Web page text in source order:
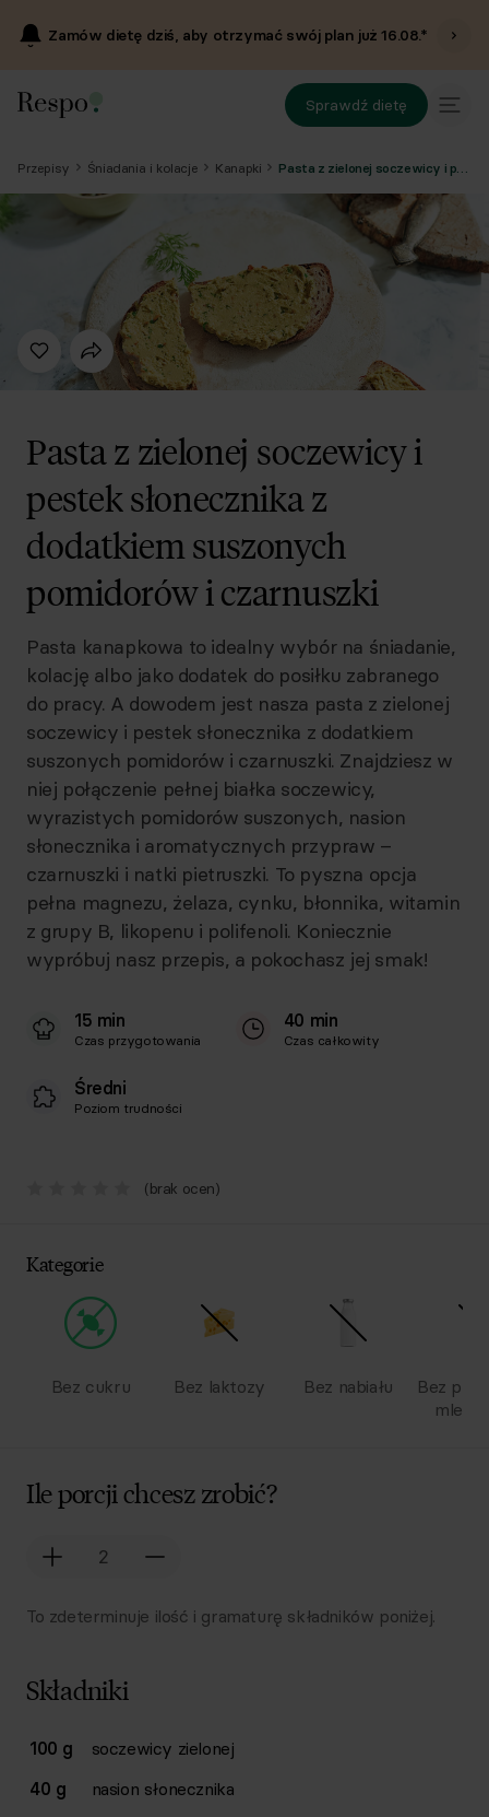
Zamów dietę dziś, aby otrzymać swój plan już16.08.*
Sprawdź dietę
Przepisy Śniadania i kolacje Kanapki
Pasta z zielonej soczewicy i
pestek słonecznika z
dodatkiem suszonych
pomidorów i czarnuszki
Pasta kanapkowa to idealny wybór na śniadanie,
kolację albo jako dodatek do posiłku zabranego
do pracy. A dowodem jest nasza pasta z zielonej
soczewicy i pestek słonecznika z dodatkiem
suszonych pomidorów i czarnuszki. Znajdziesz w
niej połączenie pełnej białka soczewicy,
wyrazistych pomidorów suszonych, nasion
słonecznika i aromatycznych przypraw –
czarnuszki i natki pietruszki. To pyszna opcja
pełna magnezu, żelaza, cynku, błonnika, witamin
z grupy B, likopenu i polifenoli. Koniecznie
wypróbuj nasz przepis, a pokochasz jej smak!
15 min
Czas przygotowania
40 min
Czas całkowity
Średni
Poziom trudności
(brak ocen)
Kategorie
Bez cukru Bez laktozy Bez nabiału
Bez
Ile porcji chcesz zrobić?
To zdeterminuje ilość i gramaturę składników poniżej.
Składniki
Lista składników przepisu z ilościami i wagami
Ilość Składnik
100 g
soczewicy zielonej
40 g
nasion słonecznika